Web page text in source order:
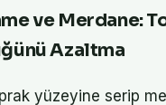
ve Merdane:
Azaltma
yüzeyine serip